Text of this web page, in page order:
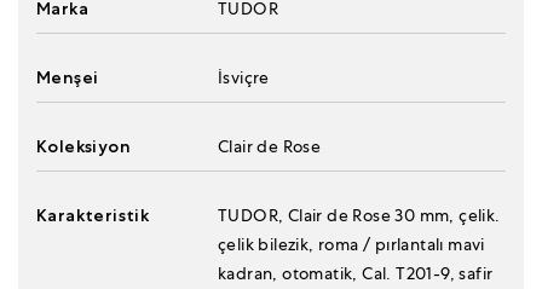
Marka TUDOR
Menşei İsviçre
Koleksiyon Clair de Rose
Karakteristik
TUDOR, Clair de Rose 30 mm, çelik.
çelik bilezik, roma / pırlantalı mavi
kadran, otomatik, Cal. T201-9, safir